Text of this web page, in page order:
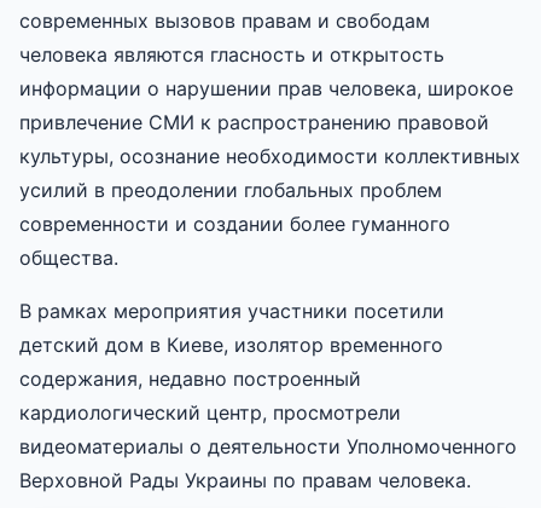
современных вызовов правам и свободам
человека являются гласность и открытость
информации о нарушении прав человека, широкое
привлечение СМИ к распространению правовой
культуры, осознание необходимости коллективных
усилий в преодолении глобальных проблем
современности и создании более гуманного
общества.
В рамках мероприятия участники посетили
детский дом в Киеве, изолятор временного
содержания, недавно построенный
кардиологический центр, просмотрели
видеоматериалы о деятельности Уполномоченного
Верховной Рады Украины по правам человека.